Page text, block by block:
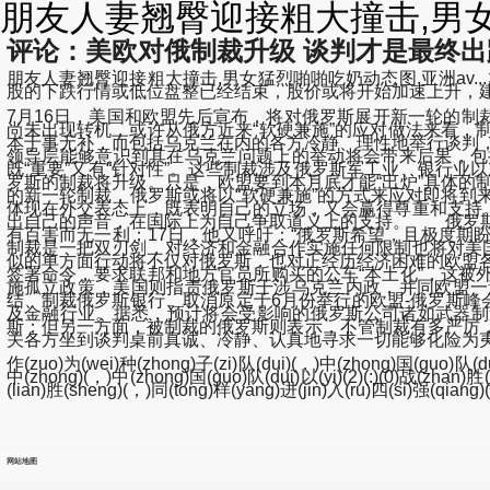
朋友人妻翘臀迎接粗大撞击,男
评论：美欧对俄制裁升级 谈判才是最终
朋友人妻翘臀迎接粗大撞击,男女猛烈啪啪吃奶动态图,亚洲
股的下跌行情或低位盘整已经结束，股价或将开始加速上升
7月16日，美国和欧盟先后宣布，将对俄罗斯展开新一轮的
尚未出现转机，或许从俄方近来“软硬兼施”的应对做法来看
本于事无补，而包括乌克兰在内的各方冷静、理性地举行谈
领导层能够意识到其在乌克兰问题上的举动将会带来后果，
既“重要”又有“针对性”。这些制裁涉及俄罗斯军工业、银行
罗斯的制裁将升级。只是，欧盟要到本月底才能“出炉”具体
的新一轮制裁，俄罗斯或将以“软硬兼施”的方式来应对即将
体现在外交表态上，既表明自己的立场，又会赢得尊重和支
出自己的声音，在国际上为自己争取道义上的支持。 俄罗
有百害而无一利；17日，他又呼吁：“俄罗斯希望，且极度
制裁是一把双刃剑，对经济和金融合作实施任何限制也将对
似的单方面行动将不仅对俄罗斯，也对正经历经济困难的欧
签署命令，要求联邦和地方官员所购买的公车“本土化”，这
施孤立政策，美国则指责俄罗斯干涉乌克兰内政，并同欧盟
结、制裁俄罗斯银行、取消原定于6月份举行的欧盟-俄罗斯
及金融行业。据悉，预计将会受影响的俄罗斯公司诸如武
斯；但另一方面，被制裁的俄罗斯则表示，不管制裁有多严
关各方坐到谈判桌前真诚、冷静、认真地寻求一切能够化险为
作(zuo)为(wei)种(zhong)子(zi)队(dui)(，)中(zhong)国(guo)队
中(zhong)(，)中(zhong)国(guo)队(dui)以(yi)(2)(:)(0)战(zhan)
(lian)胜(sheng)(，)同(tong)样(yang)进(jin)入(ru)四(si)强
网站地图